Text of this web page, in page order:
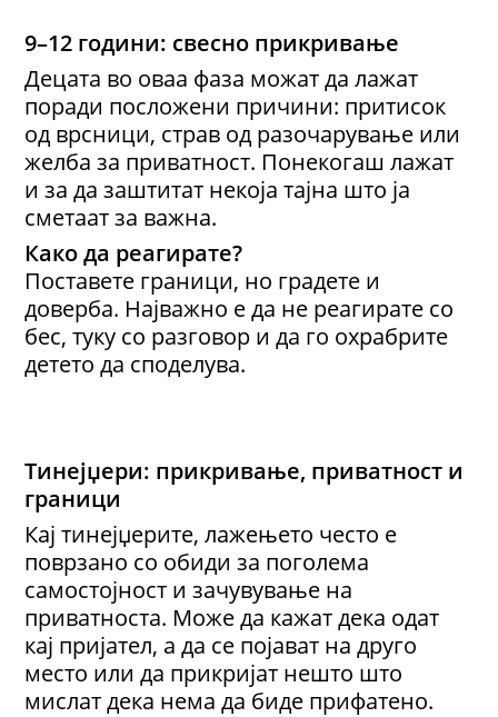
9–12 години: свесно прикривање
Децата во оваа фаза можат да лажат
поради посложени причини: притисок
од врсници, страв од разочарување или
желба за приватност. Понекогаш лажат
и за да заштитат некоја тајна што ја
сметаат за важна.
Како да реагирате?
Поставете граници, но градете и
доверба. Најважно е да не реагирате со
бес, туку со разговор и да го охрабрите
детето да споделува.
Тинејџери: прикривање, приватност и
граници
Кај тинејџерите, лажењето често е
поврзано со обиди за поголема
самостојност и зачувување на
приватноста. Може да кажат дека одат
кај пријател, а да се појават на друго
место или да прикријат нешто што
мислат дека нема да биде прифатено.